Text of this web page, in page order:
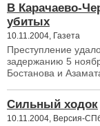
В Карачаево-
убитых
10.11.2004, Газета
Преступление
задержанию 5
Бостанова и
Сильный ходок
10.11.2004, Версия-